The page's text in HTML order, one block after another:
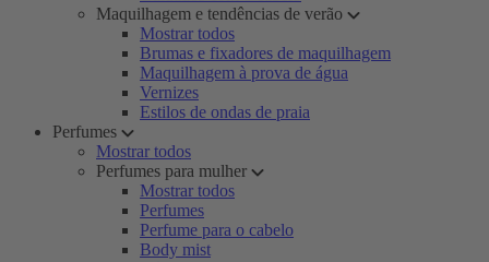
Maquilhagem e tendências de verão
Mostrar todos
Brumas e fixadores de maquilhagem
Maquilhagem à prova de água
Vernizes
Estilos de ondas de praia
Perfumes
Mostrar todos
Perfumes para mulher
Mostrar todos
Perfumes
Perfume para o cabelo
Body mist